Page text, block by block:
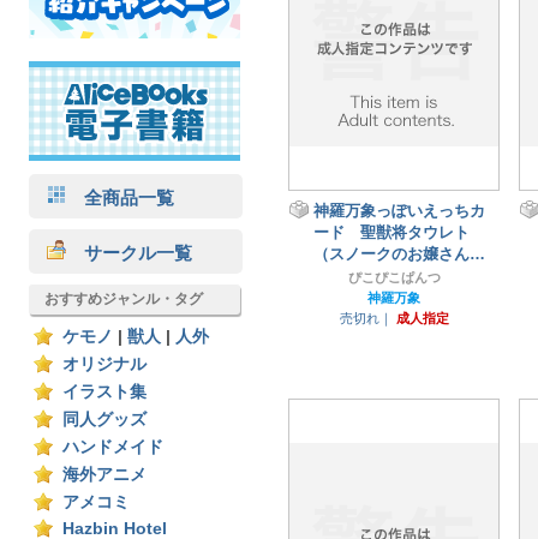
全商品一覧
サークル一覧
おすすめジャンル・タグ
ケモノ 獣人
人外
オリジナル
イラスト集
同人グッズ
ハンドメイド
海外アニメ
アメコミ
Hazbin Hotel
神羅万象っぽいえっちカ
ード 聖獣将タウレト
（スノークのお嬢さんカ
ラー）（ミラージュレア
ぴこぴこぱんつ
神羅万象
売切れ｜
成人指定